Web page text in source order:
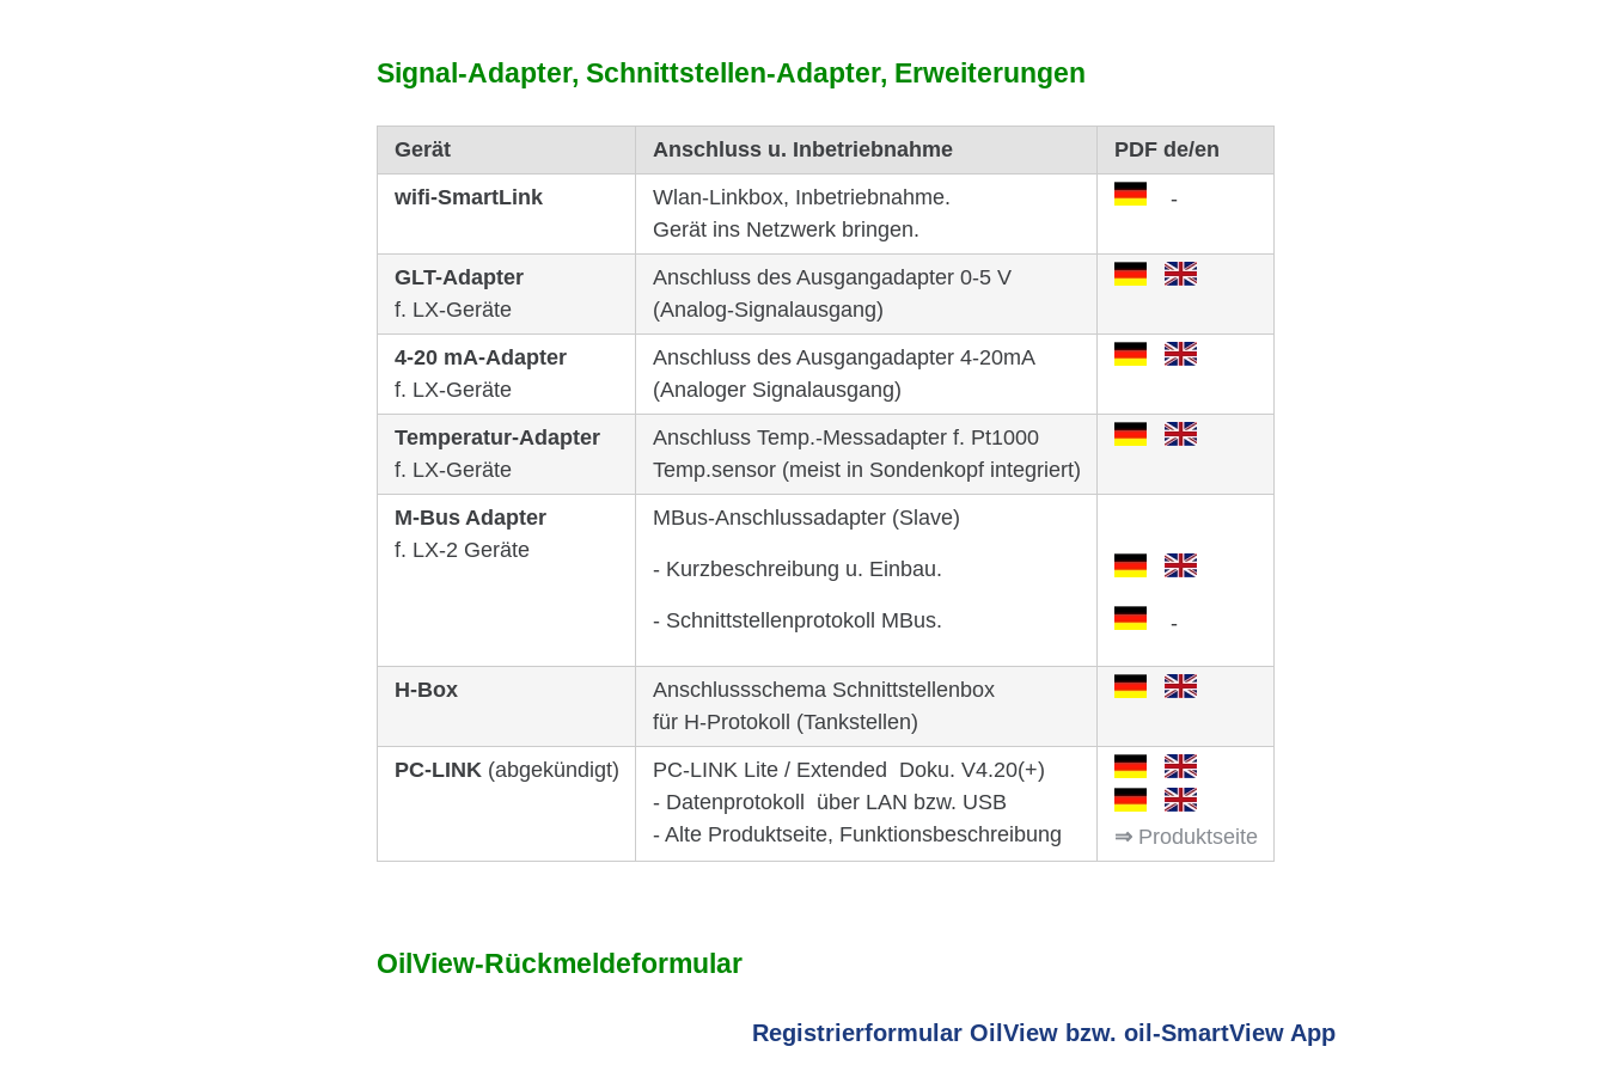
und die Zugriffe auf unsere Website zu analysieren. Außerdem geben wir Informationen zu Ihrer Verwendung unserer
Website an unsere Partner für soziale Medien, Werbung und Analysen weiter. Unsere Partner können diese Daten mit
Hier finden Sie unserImpressumund unsereDatenschutzerklärung.
Signal-Adapter, Schnitt­stellen-Adapter, Erwei­te­rungen
Gerät Anschluss u. Inbetriebnahme
PDF de/en
wifi-SmartLink
Wlan-Linkbox, Inbetriebnahme.
Gerät ins Netzwerk bringen.
-
GLT-Adapter
f. LX-Geräte
Anschluss des Ausgangadapter 0-5 V
(Analog-Signalausgang)
4-20 mA-Adapter
f. LX-Geräte
Anschluss des Ausgangadapter 4-20mA
(Analoger Signalausgang)
Temperatur-Adapter
f. LX-Geräte
Anschluss Temp.-Messadapter f. Pt1000
Temp.sensor (meist in Sondenkopf integriert)
M-Bus Adapter
f. LX-2 Geräte
MBus-Anschlussadapter (Slave)
- Kurz­be­schrei­bung u. Einbau.
- Schnitt­stel­len­pro­to­koll MBus. -
H-Box
Anschlussschema Schnittstellenbox
für H-Protokoll (Tankstellen)
PC-LINK(abgekündigt)
PC-LINK Lite / Extended Doku. V4.20(+)
- Datenprotokoll über LAN bzw. USB
- Alte Produktseite, Funktionsbeschreibung
⇒ Produkt­seite
OilView-Rück­mel­de­for­mular
Regis­trier­for­mular OilView bzw. oil-SmartView App